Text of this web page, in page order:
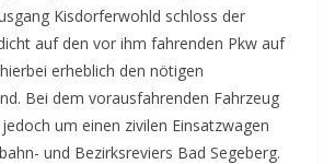
Kisdorferwohld schloss der
auf den vor ihm fahrenden Pkw auf
erheblich den nötigen
Bei dem vorausfahrenden Fahrzeug
um einen zivilen Einsatzwagen
und Bezirksreviers Bad Segeberg.